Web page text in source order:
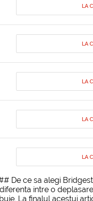
LA
LA
LA
LA
LA
De ce sa alegi
intre o
La finalul acestui